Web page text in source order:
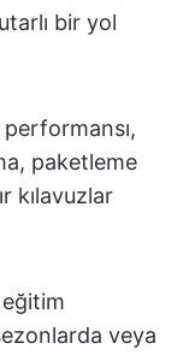
bir yol
paketleme
kılavuzlar
veya